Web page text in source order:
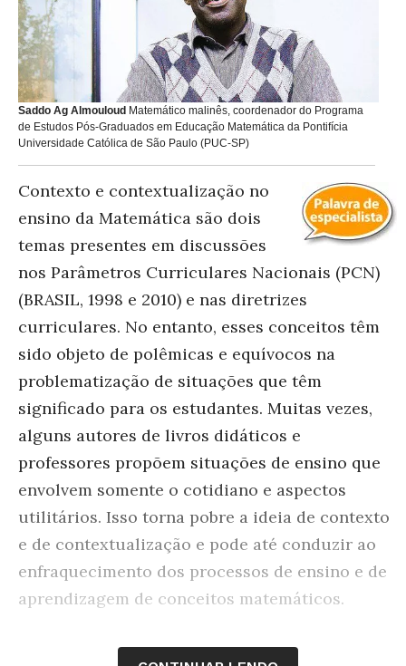
Saddo Ag Almouloud Matemático malinês, coordenador do Programa
de Estudos Pós-Graduados em Educação Matemática da Pontifícia
Universidade Católica de São Paulo (PUC-SP)
Contexto e contextualização no
ensino da Matemática são dois
temas presentes em discussões
nos Parâmetros Curriculares Nacionais (PCN)
(BRASIL, 1998 e 2010) e nas diretrizes
curriculares. No entanto, esses conceitos têm
sido objeto de polêmicas e equívocos na
problematização de situações que têm
significado para os estudantes. Muitas vezes,
alguns autores de livros didáticos e
professores propõem situações de ensino que
envolvem somente o cotidiano e aspectos
utilitários. Isso torna pobre a ideia de contexto
e de contextualização e pode até conduzir ao
enfraquecimento dos processos de ensino e de
aprendizagem de conceitos matemáticos.
Nossa concepção, apoiada em Brousseau (1997,